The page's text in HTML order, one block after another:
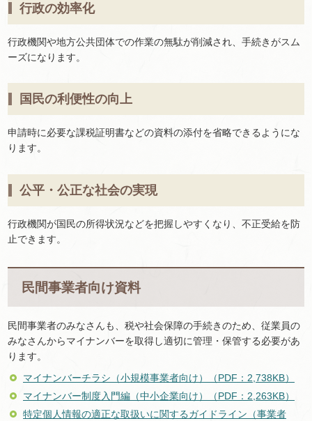
行政の効率化
行政機関や地方公共団体での作業の無駄が削減され、手続きがスム
ーズになります。
国民の利便性の向上
申請時に必要な課税証明書などの資料の添付を省略できるようにな
ります。
公平・公正な社会の実現
行政機関が国民の所得状況などを把握しやすくなり、不正受給を防
止できます。
民間事業者向け資料
民間事業者のみなさんも、税や社会保障の手続きのため、従業員の
みなさんからマイナンバーを取得し適切に管理・保管する必要があ
ります。
マイナンバーチラシ（小規模事業者向け）（PDF：2,738KB）
マイナンバー制度入門編（中小企業向け）（PDF：2,263KB）
特定個人情報の適正な取扱いに関するガイドライン（事業者